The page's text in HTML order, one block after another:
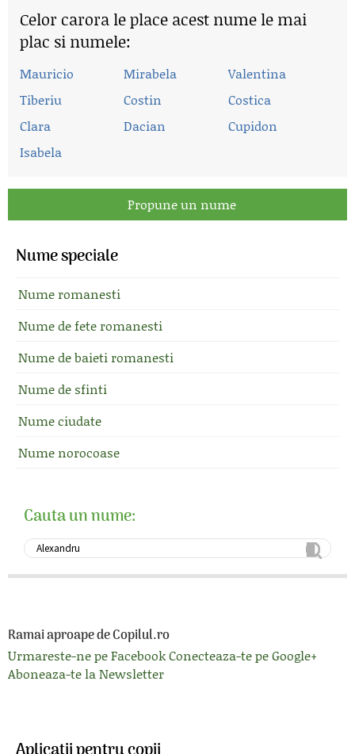
Celor carora le place acest nume le mai
plac si numele:
Mauricio Mirabela
Valentina
Tiberiu
Costin
Costica
Clara
Dacian
Cupidon
Isabela
Propune un nume
Nume speciale
Nume romanesti
Nume de fete romanesti
Nume de baieti romanesti
Nume de sfinti
Nume ciudate
Nume norocoase
Cauta un nume:
Ramai aproape de Copilul.ro
Urmareste-ne pe FacebookConecteaza-te pe Google+
Aboneaza-te la Newsletter